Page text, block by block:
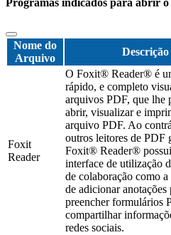
Nome do
Arquivo
Descrição
Foxit
Reader
O Foxit® Reader® é
rápido, e completo
arquivos PDF, que lhe
abrir, visualizar e
arquivo PDF. Ao
outros leitores de PDF
Foxit® Reader®
interface de utilização
de colaboração como a
de adicionar anotações
preencher formulários
compartilhar
redes sociais.